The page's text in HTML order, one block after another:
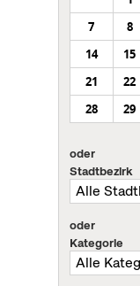
7
8
14
15
21
22
28
29
oder
Stadtbezirk
oder
Kategorie